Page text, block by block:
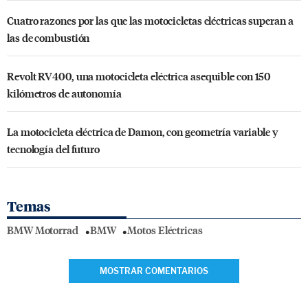
Cuatro razones por las que las motocicletas eléctricas superan a
las de combustión
Revolt RV400, una motocicleta eléctrica asequible con 150
kilómetros de autonomía
La motocicleta eléctrica de Damon, con geometría variable y
tecnología del futuro
Temas
BMW Motorrad BMW Motos Eléctricas
MOSTRAR COMENTARIOS